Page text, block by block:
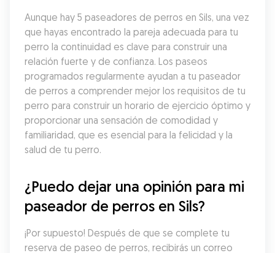
Aunque hay 5 paseadores de perros en Sils, una vez
que hayas encontrado la pareja adecuada para tu
perro la continuidad es clave para construir una
relación fuerte y de confianza. Los paseos
programados regularmente ayudan a tu paseador
de perros a comprender mejor los requisitos de tu
perro para construir un horario de ejercicio óptimo y
proporcionar una sensación de comodidad y
familiaridad, que es esencial para la felicidad y la
salud de tu perro.
¿Puedo dejar una opinión para mi
paseador de perros en Sils?
¡Por supuesto! Después de que se complete tu
reserva de paseo de perros, recibirás un correo